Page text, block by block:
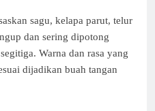
sagu, kelapa parut, telur
dan sering dipotong
Warna dan rasa yang
dijadikan buah tangan